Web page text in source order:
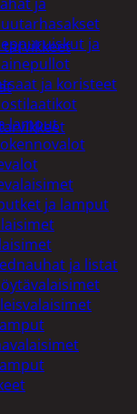
ja
ja koristeet
lamput
ja lamput
ja listat